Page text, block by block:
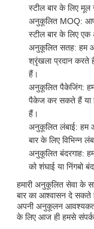
स्टील बार के लिए मूल
अनुकूलित MOQ:
स्टील बार के लिए
अनुकूलित सतह: हम
श्रृंखला प्रदान करते
हैं।
अनुकूलित पैकेजिंग:
पैकेज कर सकते हैं या
हैं।
अनुकूलित लंबाई: हम
बार के लिए विभिन्न
अनुकूलित बंदरगाह:
को शंघाई या निंगबो
हमारी अनुकूलित सेवा के
बार का आश्वासन दे
अपनी अनुकूलन
के लिए आज ही हमसे